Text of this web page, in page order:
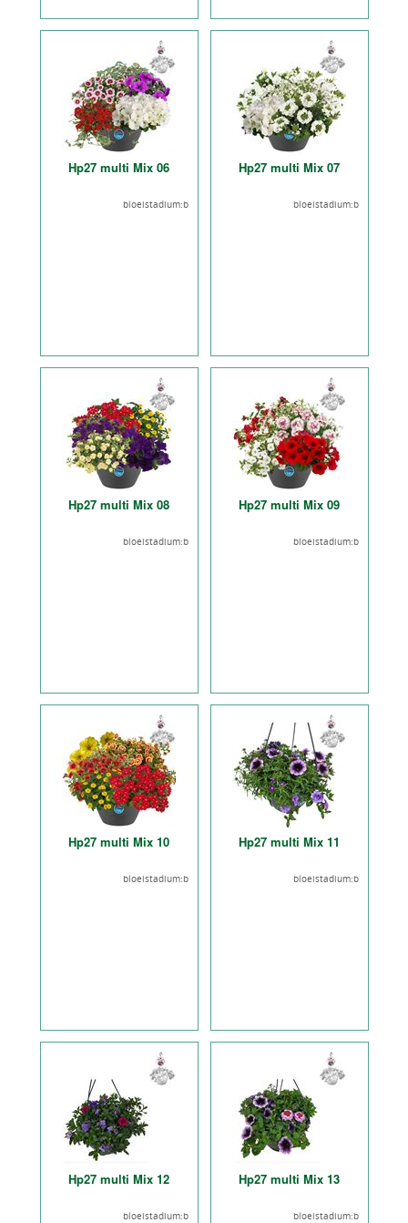
Hp27 multi Mix 06
bloeistadium:b
Hp27 multi Mix 07
bloeistadium:b
Hp27 multi Mix 08
bloeistadium:b
Hp27 multi Mix 09
bloeistadium:b
Hp27 multi Mix 10
bloeistadium:b
Hp27 multi Mix 11
bloeistadium:b
Hp27 multi Mix 12
bloeistadium:b
Hp27 multi Mix 13
bloeistadium:b